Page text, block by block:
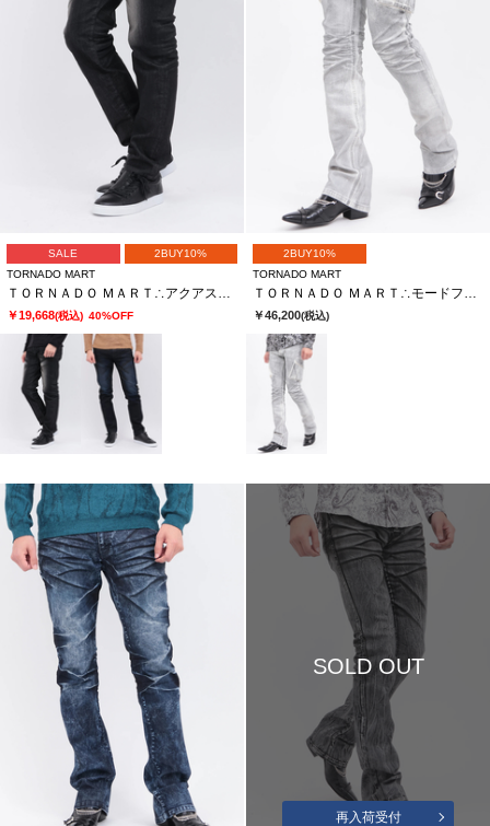
SALE
2BUY10%
TORNADO MART
ＴＯＲＮＡＤＯ ＭＡＲＴ∴アクアスリーディメンションナルスリムテーパード
￥19,668(税込) 40%OFF
2BUY10%
TORNADO MART
ＴＯＲＮＡＤＯ ＭＡＲＴ∴モードフォイルカーゴデニム
￥46,200(税込)
SOLD OUT
再入荷受付